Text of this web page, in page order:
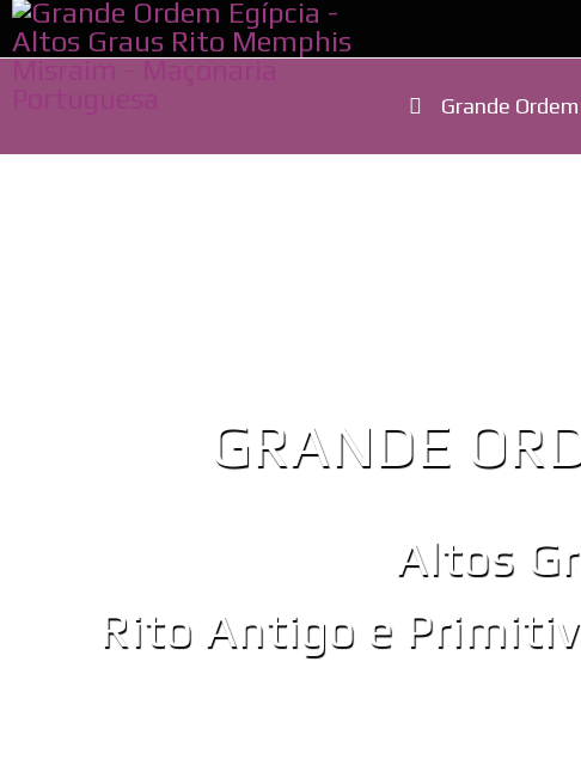
Grande
GRANDE
Altos
Rito Antigo e